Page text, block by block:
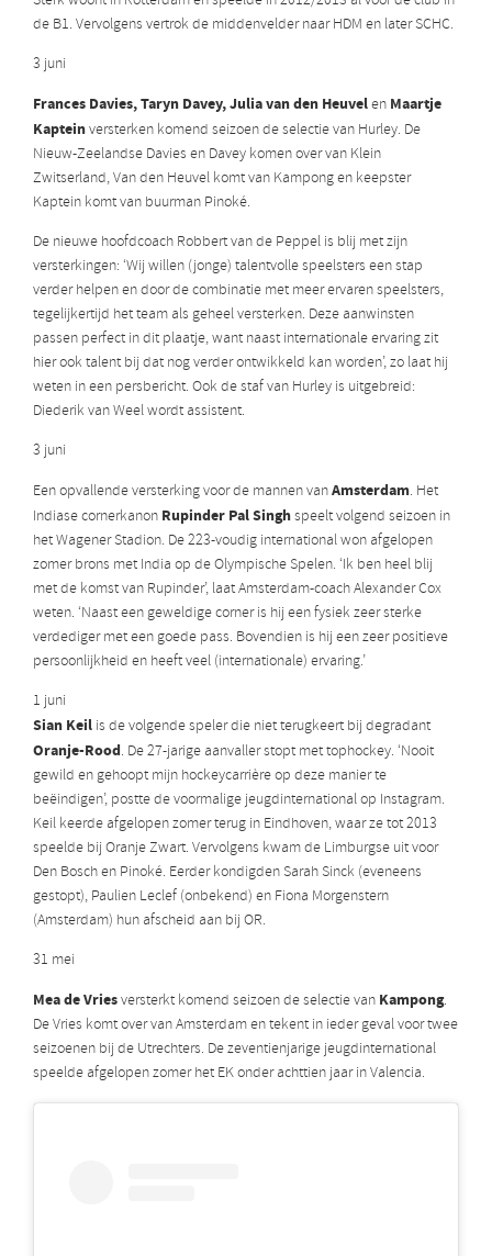
de B1. Vervolgens vertrok de middenvelder naar HDM en later SCHC.
3 juni
Frances Davies, Taryn Davey, Julia van den Heuvelen Maartje
Kapteinversterken komend seizoen de selectie van Hurley. De
Nieuw-Zeelandse Davies en Davey komen over van Klein
Zwitserland, Van den Heuvel komt van Kampong en keepster
Kaptein komt van buurman Pinoké.
De nieuwe hoofdcoach Robbert van de Peppel is blij met zijn
versterkingen: ‘Wij willen (jonge) talentvolle speelsters een stap
verder helpen en door de combinatie met meer ervaren speelsters,
tegelijkertijd het team als geheel versterken. Deze aanwinsten
passen perfect in dit plaatje, want naast internationale ervaring zit
hier ook talent bij dat nog verder ontwikkeld kan worden’, zo laat hij
weten in een persbericht. Ook de staf van Hurley is uitgebreid:
Diederik van Weel wordt assistent.
3 juni
Een opvallende versterking voor de mannen vanAmsterdam. Het
Indiase cornerkanon Rupinder Pal Singhspeelt volgend seizoen in
het Wagener Stadion. De 223-voudig international won afgelopen
zomer brons met India op de Olympische Spelen. ‘Ik ben heel blij
met de komst van Rupinder’, laat Amsterdam-coach Alexander Cox
weten. ‘Naast een geweldige corner is hij een fysiek zeer sterke
verdediger met een goede pass. Bovendien is hij een zeer positieve
persoonlijkheid en heeft veel (internationale) ervaring.’
1 juni
Sian Keil is de volgende speler die niet terugkeert bij degradant
Oranje-Rood. De 27-jarige aanvaller stopt met tophockey. ‘Nooit
gewild en gehoopt mijn hockeycarrière op deze manier te
beëindigen’, postte de voormalige jeugdinternational op Instagram.
Keil keerde afgelopen zomer terug in Eindhoven, waar ze tot 2013
speelde bij Oranje Zwart. Vervolgens kwam de Limburgse uit voor
Den Bosch en Pinoké. Eerder kondigden Sarah Sinck (eveneens
gestopt), Paulien Leclef (onbekend) en Fiona Morgenstern
(Amsterdam) hun afscheid aan bij OR.
31 mei
Mea de Vriesversterkt komend seizoen de selectie van Kampong.
De Vries komt over van Amsterdam en tekent in ieder geval voor twee
seizoenen bij de Utrechters. De zeventienjarige jeugdinternational
speelde afgelopen zomer het EK onder achttien jaar in Valencia.